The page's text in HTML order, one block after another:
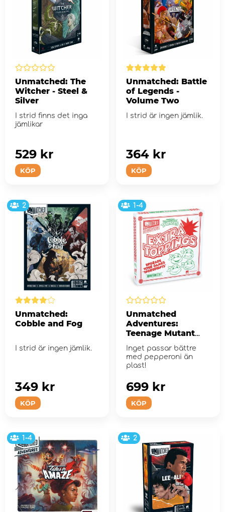
Unmatched: The
Witcher - Steel &
Silver
I strid finns det inga
jämlikar
KÖP
529 kr
Unmatched: Battle
of Legends -
Volume Two
I strid är ingen jämlik.
KÖP
364 kr
2
Unmatched:
Cobble and Fog
I strid är ingen jämlik.
KÖP
349 kr
1-4
Unmatched
Adventures:
Teenage Mutant
Ninja Turtles -
Extra Toppings
Miniatures Set
(Exp.)
Inget passar bättre
med pepperoni än
plast!
KÖP
699 kr
1-4 2